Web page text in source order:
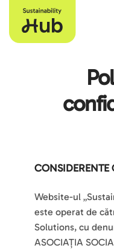
CONSIDERENTE
Website-ul
este operat de
Solutions, cu
ASOCIAȚIA